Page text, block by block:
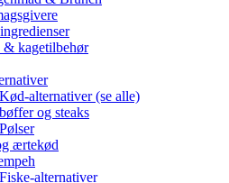
& kagetilbehør
alternativer (se alle)
og steaks
ærtekød
alternativer